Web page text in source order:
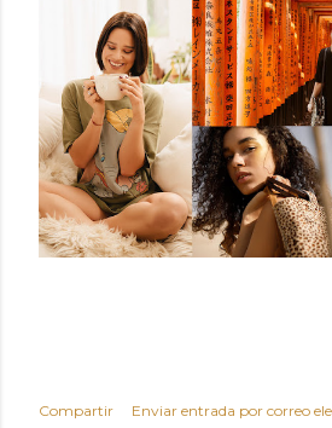
Compartir
Enviar entrada por correo